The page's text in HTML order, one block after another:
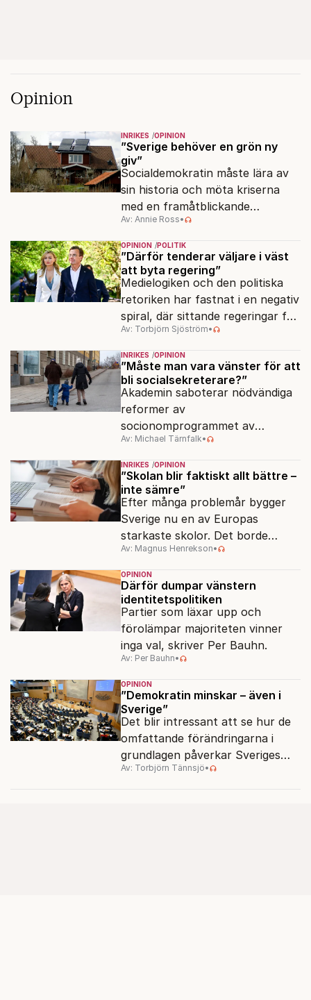
Opinion
INRIKES OPINION
”Sverige behöver en grön ny
giv”
Socialdemokratin måste lära av
sin historia och möta kriserna
med en framåtblickande
strukturpolitik för att göra
Sverige långsiktigt hållbart,
jämlikt och kriståligt.
Av: Annie Ross•
OPINION POLITIK
”Därför tenderar väljare i väst
att byta regering”
Medielogiken och den politiska
retoriken har fastnat i en negativ
spiral, där sittande regeringar får
klä skott för sådant som går
dåligt.
Av: Torbjörn Sjöström•
INRIKES OPINION
”Måste man vara vänster för att
bli socialsekreterare?”
Akademin saboterar nödvändiga
reformer av
socionomprogrammet av
ideologiska skäl.
Av: Michael Tärnfalk•
INRIKES OPINION
”Skolan blir faktiskt allt bättre –
inte sämre”
Efter många problemår bygger
Sverige nu en av Europas
starkaste skolor. Det borde
politikerna prata om.
Av: Magnus Henrekson•
OPINION
Därför dumpar vänstern
identitetspolitiken
Partier som läxar upp och
förolämpar majoriteten vinner
inga val, skriver Per Bauhn.
Av: Per Bauhn•
OPINION
”Demokratin minskar – även i
Sverige”
Det blir intressant att se hur de
omfattande förändringarna i
grundlagen påverkar Sveriges
placering i demokratimätningar.
Av: Torbjörn Tännsjö•